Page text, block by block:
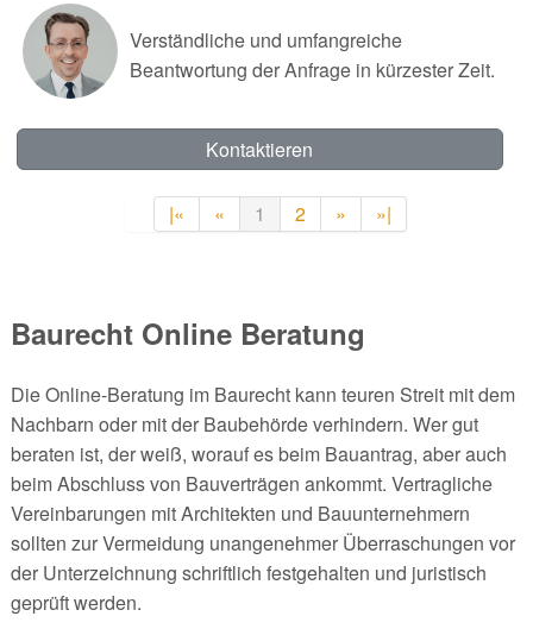
Verständliche und umfangreiche
Beantwortung der Anfrage in kürzester Zeit.
Kontaktieren
|« « 1 2 » »|
Baurecht Online Beratung
Die Online-Beratung im Baurecht kann teuren Streit mit dem
Nachbarn oder mit der Baubehörde verhindern. Wer gut
beraten ist, der weiß, worauf es beim Bauantrag, aber auch
beim Abschluss von Bauverträgen ankommt. Vertragliche
Vereinbarungen mit Architekten und Bauunternehmern
sollten zur Vermeidung unangenehmer Überraschungen vor
der Unterzeichnung schriftlich festgehalten und juristisch
geprüft werden.